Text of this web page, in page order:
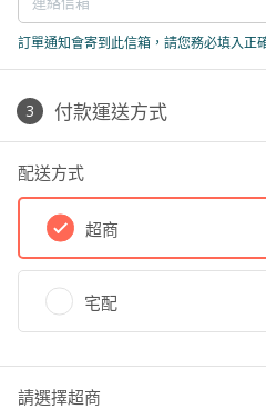
訂單通知會寄到此信箱，請您務必填入正
付款運送方式
配送方式
超商
宅配
請選擇超商